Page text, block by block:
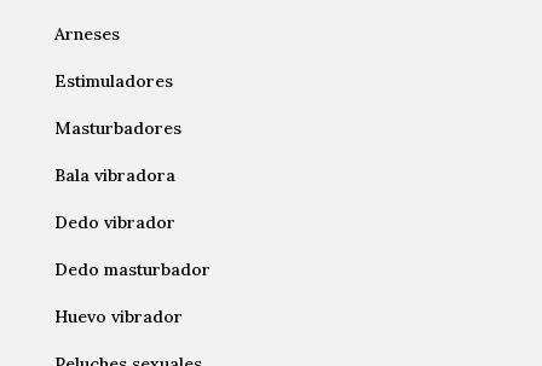
Arneses
Estimuladores
Masturbadores
Bala vibradora
Dedo vibrador
Dedo masturbador
Huevo vibrador